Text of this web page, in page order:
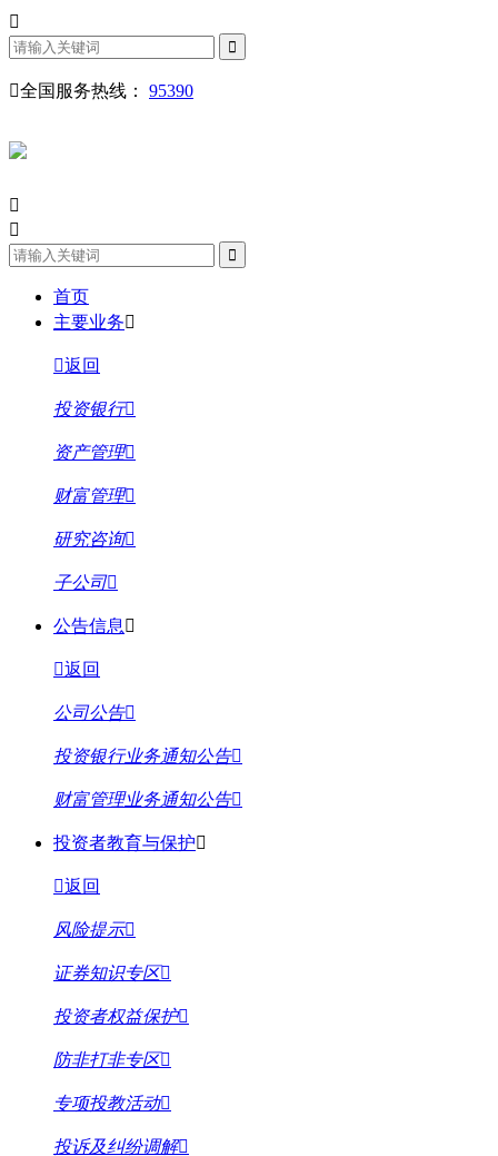
全国服务热线： 95390
首页
主要业务
返回
投资银行
资产管理
财富管理
研究咨询
子公司
公告信息
返回
公司公告
投资银行业务通知公告
财富管理业务通知公告
投资者教育与保护
返回
风险提示
证券知识专区
投资者权益保护
防非打非专区
专项投教活动
投诉及纠纷调解